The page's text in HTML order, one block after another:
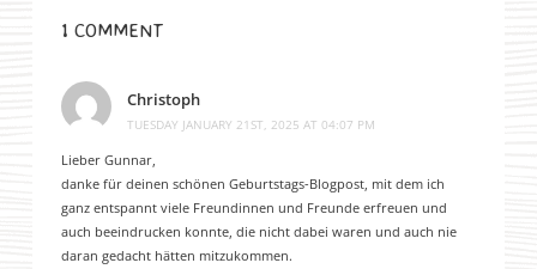
1 COMMENT
Christoph
TUESDAY JANUARY 21ST, 2025 AT 04:07 PM
Lieber Gunnar,
danke für deinen schönen Geburtstags-Blogpost, mit dem ich
ganz entspannt viele Freundinnen und Freunde erfreuen und
auch beeindrucken konnte, die nicht dabei waren und auch nie
daran gedacht hätten mitzukommen.